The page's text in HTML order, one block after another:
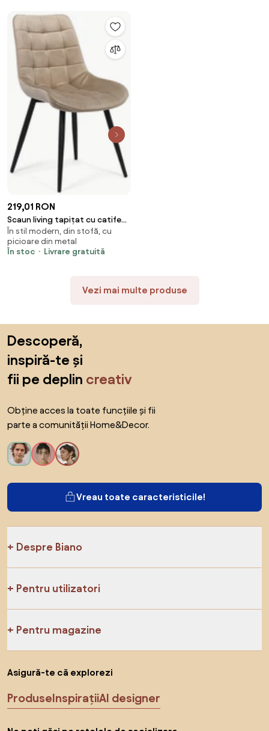
219,01 RON
Scaun living tapițat cu catifea
și picioare metalice BUC 206
bej
În stil modern, din stofă, cu
picioare din metal
În stoc
Livrare gratuită
Vezi mai multe produse
Descoperă,
inspiră-te și
fii pe deplin creativ
Obține acces la toate funcțiile și fii
parte a comunității Home&Decor.
Vreau toate caracteristicile!
Despre Biano
Pentru utilizatori
Pentru magazine
Asigură-te că explorezi
ProduseInspirațiiAI designer